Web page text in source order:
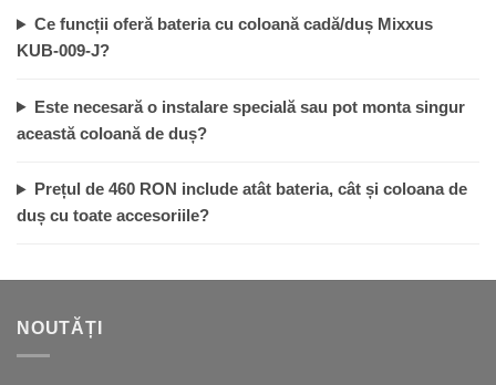
Ce funcții oferă bateria cu coloană cadă/duș Mixxus
KUB-009-J?
Este necesară o instalare specială sau pot monta singur
această coloană de duș?
Prețul de 460 RON include atât bateria, cât și coloana de
duș cu toate accesoriile?
NOUTĂȚI